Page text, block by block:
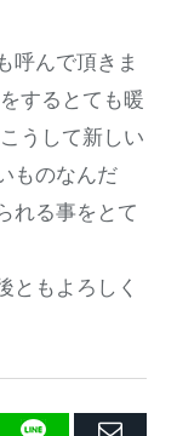
呼んで頂きま
するとても暖
うして新しい
ものなんだ
れる事をとて
ともよろしく
LINE
E